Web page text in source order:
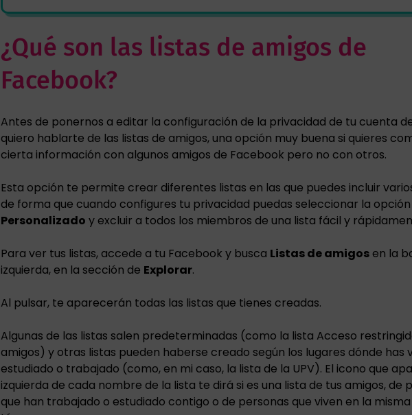
¿Qué son las listas de amigos de
Facebook?
Antes de ponernos a editar la configuración de la privacidad de tu cuenta
quiero hablarte de las listas de amigos, una opción muy buena si quieres
cierta información con algunos amigos de Facebook pero no con otros.
Esta opción te permite crear diferentes listas en las que puedes incluir
de forma que cuando configures tu privacidad puedas seleccionar la opción
Personalizado y excluir a todos los miembros de una lista fácil y
Para ver tus listas, accede a tu Facebook y busca Listas de amigos en la
izquierda, en la sección de Explorar.
Al pulsar, te aparecerán todas las listas que tienes creadas.
Algunas de las listas salen predeterminadas (como la lista Acceso
amigos) y otras listas pueden haberse creado según los lugares dónde has
estudiado o trabajado (como, en mi caso, la lista de la UPV). El icono que
izquierda de cada nombre de la lista te dirá si es una lista de tus amigos, de
que han trabajado o estudiado contigo o de personas que viven en la